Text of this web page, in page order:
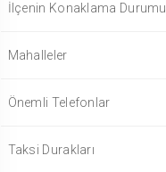
İlçenin Konaklama Durumu
Mahalleler
Önemli Telefonlar
Taksi Durakları